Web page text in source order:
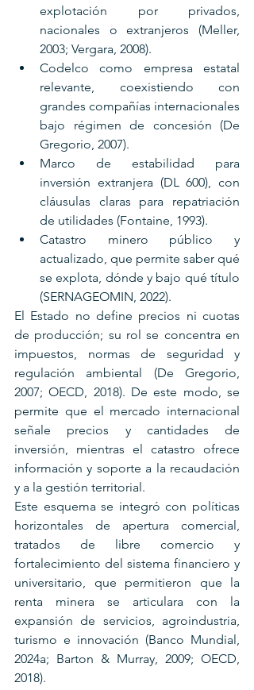
explotación por privados,
nacionales o extranjeros (Meller,
2003; Vergara, 2008).
Codelco como empresa estatal
relevante, coexistiendo con
grandes compañías internacionales
bajo régimen de concesión (De
Gregorio, 2007).
Marco de estabilidad para
inversión extranjera (DL 600), con
cláusulas claras para repatriación
de utilidades (Fontaine, 1993).
Catastro minero público y
actualizado, que permite saber qué
se explota, dónde y bajo qué título
(SERNAGEOMIN, 2022).
El Estado no define precios ni cuotas
de producción; su rol se concentra en
impuestos, normas de seguridad y
regulación ambiental (De Gregorio,
2007; OECD, 2018). De este modo, se
permite que el mercado internacional
señale precios y cantidades de
inversión, mientras el catastro ofrece
información y soporte a la recaudación
y a la gestión territorial.
Este esquema se integró con políticas
horizontales de apertura comercial,
tratados de libre comercio y
fortalecimiento del sistema financiero y
universitario, que permitieron que la
renta minera se articulara con la
expansión de servicios, agroindustria,
turismo e innovación (Banco Mundial,
2024a; Barton & Murray, 2009; OECD,
2018).